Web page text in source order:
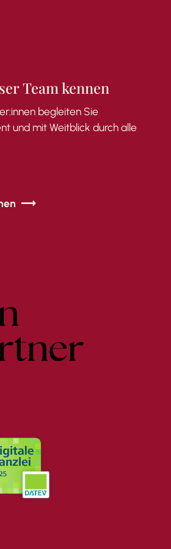
Teamkennen
begleiten Sie
und mitWeitblick durchalle